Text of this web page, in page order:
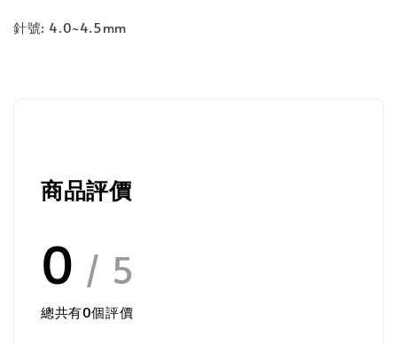
針號: 4.0~4.5mm
商品評價
0 / 5
總共有0個評價